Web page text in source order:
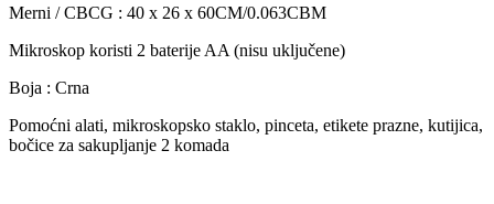
Merni / CBCG : 40 x 26 x 60CM/0.063CBM
Mikroskop koristi 2 baterije AA (nisu uključene)
Boja : Crna
Pomoćni alati, mikroskopsko staklo, pinceta, etikete prazne, kutijica,
bočice za sakupljanje 2 komada